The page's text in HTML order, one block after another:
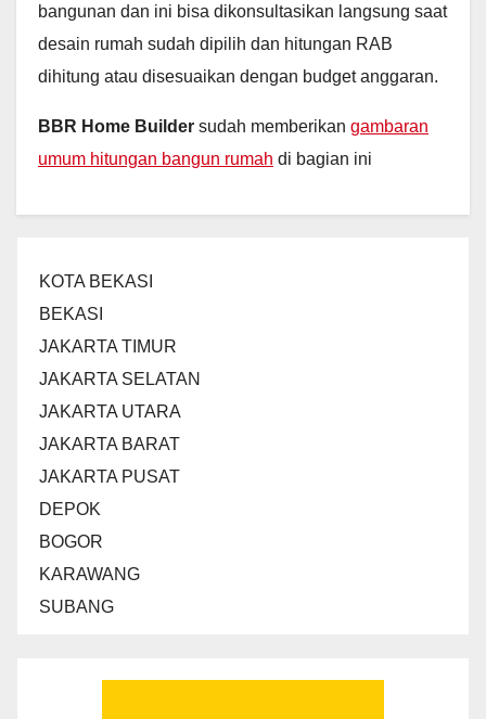
bangunan dan ini bisa dikonsultasikan langsung saat
desain rumah sudah dipilih dan hitungan RAB
dihitung atau disesuaikan dengan budget anggaran.
BBR Home Builder sudah memberikan gambaran
umum hitungan bangun rumah di bagian ini
KOTA BEKASI
BEKASI
JAKARTA TIMUR
JAKARTA SELATAN
JAKARTA UTARA
JAKARTA BARAT
JAKARTA PUSAT
DEPOK
BOGOR
KARAWANG
SUBANG